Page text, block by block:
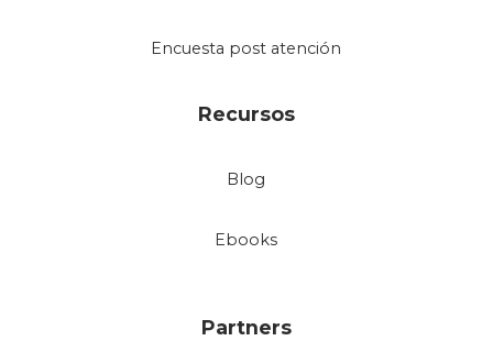
Encuesta post atención
Recursos
Blog
Ebooks
Partners